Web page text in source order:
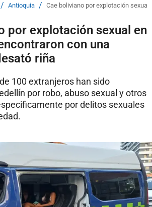
/ Antioquia / Cae boliviano por explotación
por explotación sexual en
con una
riña
100 extranjeros han sido
por robo, abuso sexual y otros
por delitos sexuales